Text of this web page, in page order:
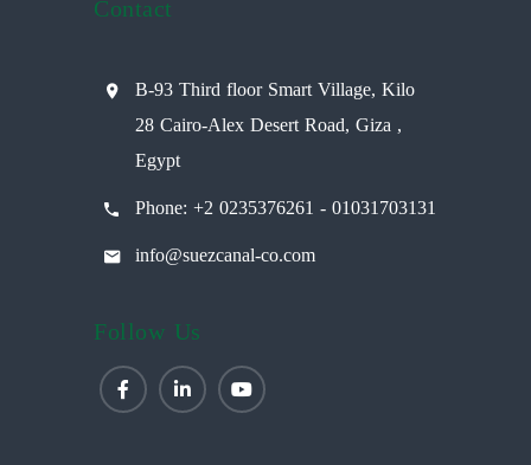
B-93 Third floor Smart Village, Kilo
28 Cairo-Alex Desert Road, Giza ,
Egypt
Phone: +2 0235376261 - 01031703131
info@suezcanal-co.com
Follow Us